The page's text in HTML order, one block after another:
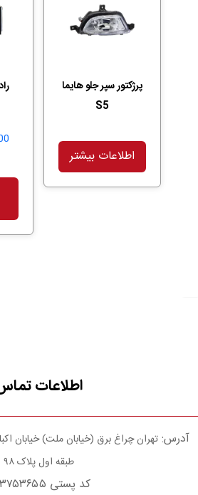
پرژکتور سپر جلو هایما
S5
اطلاعات بیشتر
اطلاعات
آدرس: تهران چراغ برق (خیابان ملت) خیابان
طبقه اول پلاک ۹۸
کد پستی ۱۱۴۳۷۵۳۶۵۵